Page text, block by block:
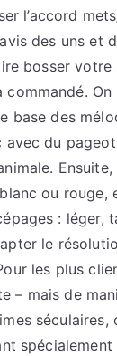
l’accord
des uns et
bosser votre
base des
avec du
ou rouge,
: léger,
le
les plus
– mais de
séculaires,